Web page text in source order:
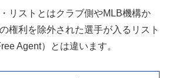
リストとはクラブ側やMLB機構か
権利を除外された選手が入るリスト
Agent）とは違います。